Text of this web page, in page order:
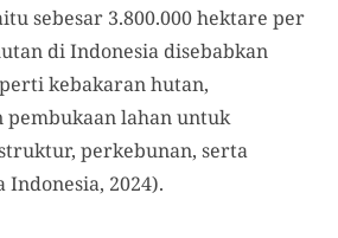
sebesar 3.800.000 hektare per
di Indonesia disebabkan
kebakaran hutan,
pembukaan lahan untuk
perkebunan, serta
2024).